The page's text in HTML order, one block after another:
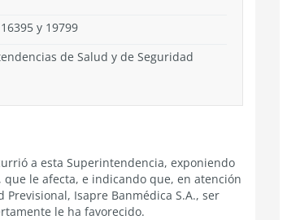
y 19799
de Salud y de Seguridad
a esta Superintendencia, exponiendo
le afecta, e indicando que, en atención
Isapre Banmédica S.A., ser
le ha favorecido.